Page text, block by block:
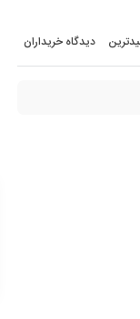
دیدگاه خریداران